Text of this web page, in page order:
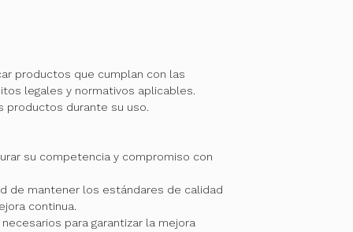
productos que cumplan con las
legales y normativos aplicables.
productos durante su uso.
su competencia y compromiso con
de mantener los estándares de calidad
continua.
para garantizar la mejora